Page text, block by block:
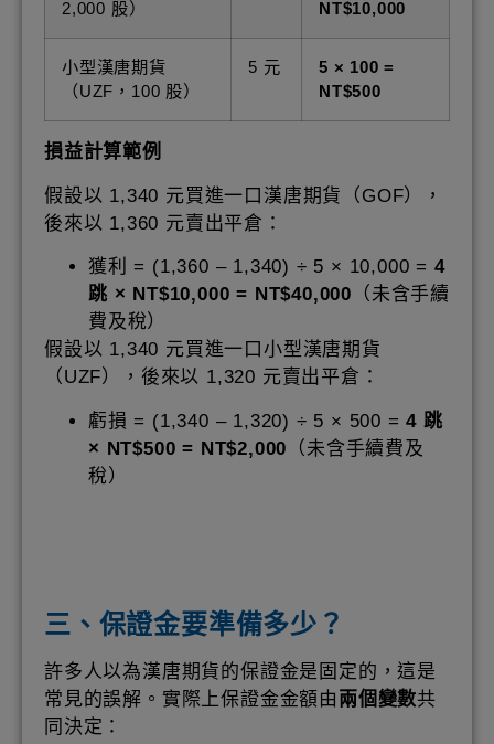
2,000 股）
NT$10,000
小型漢唐期貨
（UZF，100 股）
5 元
5 × 100 =
NT$500
損益計算範例
假設以 1,340 元買進一口漢唐期貨（GOF），
後來以 1,360 元賣出平倉：
獲利 = (1,360 – 1,340) ÷ 5 × 10,000 = 4
跳 × NT$10,000 = NT$40,000 （未含手續
費及稅）
假設以 1,340 元買進一口小型漢唐期貨
（UZF），後來以 1,320 元賣出平倉：
虧損 = (1,340 – 1,320) ÷ 5 × 500 =4 跳
× NT$500 = NT$2,000 （未含手續費及
稅）
三、保證金要準備多少？
許多人以為漢唐期貨的保證金是固定的，這是
常見的誤解。實際上保證金金額由 兩個變數共
同決定：